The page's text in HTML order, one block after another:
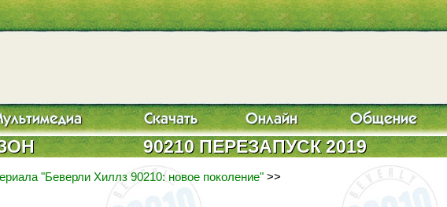
90210 ПЕРЕЗАПУСК 2019
"Беверли Хиллз 90210: новое поколение" >>